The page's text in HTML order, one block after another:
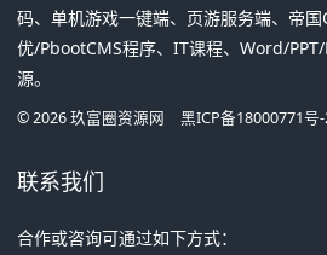
码、单机游戏一键端、页游服务端、帝国
优/PbootCMS程序、IT课程、Word/
源。
©2026玖富圈资源网 黑ICP备18000771号
联系我们
合作或咨询可通过如下方式：